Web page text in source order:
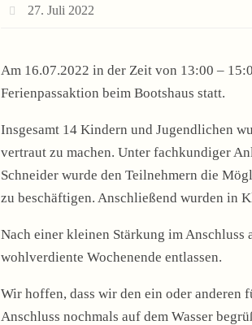
27. Juli 2022
Am 16.07.2022 in der Zeit von 13:00 –
Ferienpassaktion beim Bootshaus statt.
Insgesamt 14 Kindern und Jugendlichen
vertraut zu machen. Unter fachkundiger
Schneider wurde den Teilnehmern die
zu beschäftigen. Anschließend wurden in
Nach einer kleinen Stärkung im
wohlverdiente Wochenende entlassen.
Wir hoffen, dass wir den ein oder anderen
Anschluss nochmals auf dem Wasser